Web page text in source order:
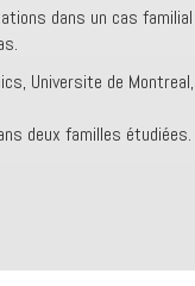
dans un cas
Universite de
deux familles